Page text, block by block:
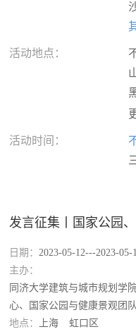
活动地点：
活动时间：
发言征集丨国家公园
日期：2023-05-12---2023-05-
主办：
同济大学建筑与城市规划学
心、国家公园与健康景观团队
地点：
上海
虹口区